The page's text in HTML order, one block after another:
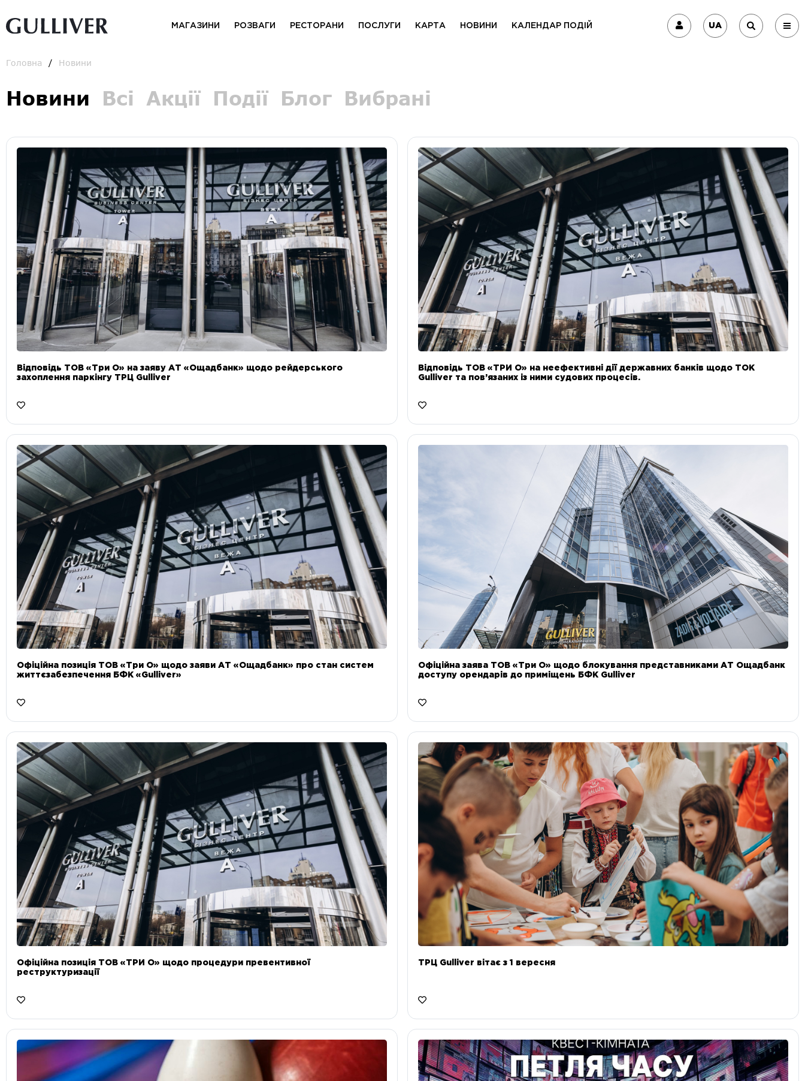
МАГАЗИНИ РОЗВАГИ РЕСТОРАНИ ПОСЛУГИ КАРТА НОВИНИ КАЛЕНДАР ПОДІЙ UA
Головна Новини
Новини Всі Акції Події Блог Вибрані
Відповідь ТОВ «Три О» на заяву АТ «Ощадбанк» щодо рейдерського
захоплення паркінгу ТРЦ Gulliver
Відповідь ТОВ «ТРИ О» на неефективні дії державних банків щодо ТОК
Gulliver та пов’язаних із ними судових процесів.
Офіційна позиція ТОВ «Три О» щодо заяви АТ «Ощадбанк» про стан систем
життєзабезпечення БФК «Gulliver»
Офіційна заява ТОВ «Три О» щодо блокування представниками АТ Ощадбанк
доступу орендарів до приміщень БФК Gulliver
Офіційна позиція ТОВ «ТРИ О» щодо процедури превентивної
реструктуризації
ТРЦ Gulliver вітає з 1 вересня